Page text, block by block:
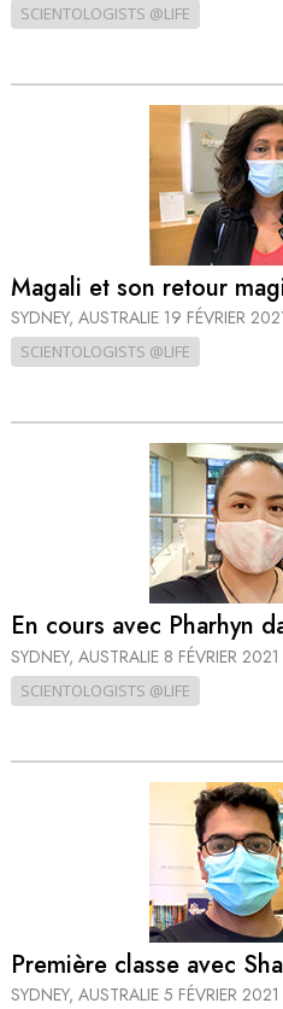
SCIENTOLOGISTS @LIFE
Magali et son retour
SYDNEY, AUSTRALIE 19 FÉVRIER
SCIENTOLOGISTS @LIFE
En cours avec Pharhyn
SYDNEY, AUSTRALIE 8 FÉVRIER 2021
SCIENTOLOGISTS @LIFE
Première classe avec
SYDNEY, AUSTRALIE 5 FÉVRIER 2021